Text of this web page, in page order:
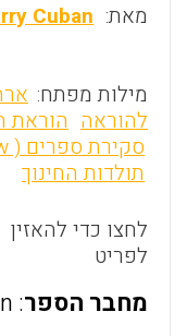
מאת: Cuban
מילות מפתח:
להוראה הוראת
סקירת ספרים ( review )
תולדות החינוך
לחצו כדי להאזין
לפריט
מחבר הספר: Larry Cuban